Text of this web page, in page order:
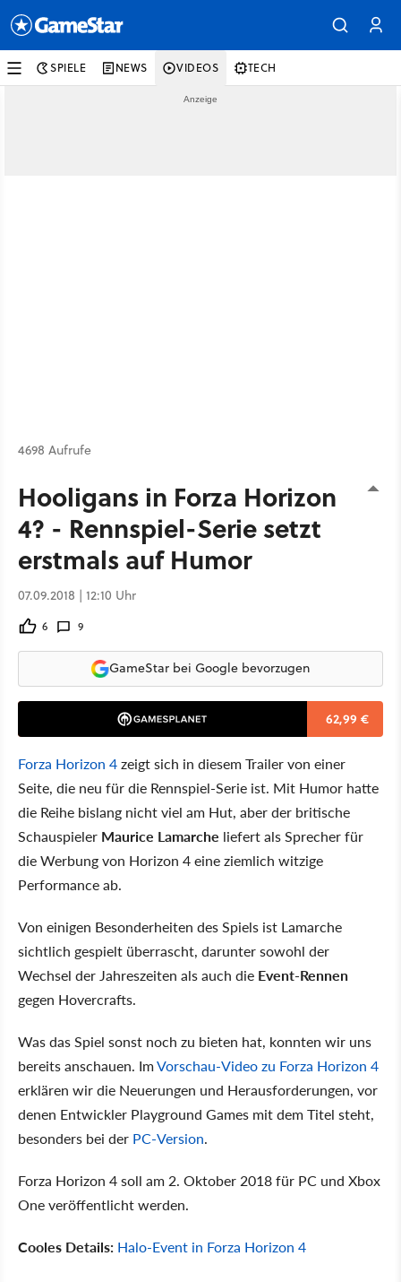
SPIELE NEWS VIDEOS TECH
4698 Aufrufe
Hooligans in Forza Horizon
4? - Rennspiel-Serie setzt
erstmals auf Humor
07.09.2018 | 12:10 Uhr
6 9
GameStar bei Google bevorzugen
62,99 €
Forza Horizon 4zeigt sich in diesem Trailer von einer
Seite, die neu für die Rennspiel-Serie ist. Mit Humor hatte
die Reihe bislang nicht viel am Hut, aber der britische
Schauspieler Maurice Lamarche liefert als Sprecher für
die Werbung von Horizon 4 eine ziemlich witzige
Performance ab.
Von einigen Besonderheiten des Spiels ist Lamarche
sichtlich gespielt überrascht, darunter sowohl der
Wechsel der Jahreszeiten als auch die Event-Rennen
gegen Hovercrafts.
Was das Spiel sonst noch zu bieten hat, konnten wir uns
bereits anschauen. ImVorschau-Video zu Forza Horizon 4
erklären wir die Neuerungen und Herausforderungen, vor
denen Entwickler Playground Games mit dem Titel steht,
besonders bei der PC-Version.
Forza Horizon 4 soll am 2. Oktober 2018 für PC und Xbox
One veröffentlicht werden.
Cooles Details: Halo-Event in Forza Horizon 4